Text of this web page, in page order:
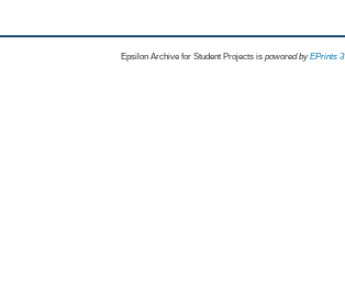
Epsilon Archive for Student Projects is powored byEPrints 3